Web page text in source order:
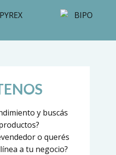
y buscás
o querés
a tu negocio?